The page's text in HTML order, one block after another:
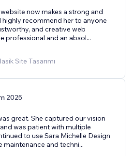
now makes a strong and
highly recommend her to anyone
and creative web
professional and an absol...
Site Tasarımı
2025
great. She captured our vision
was patient with multiple
to use Sara Michelle Design
maintenance and techni...